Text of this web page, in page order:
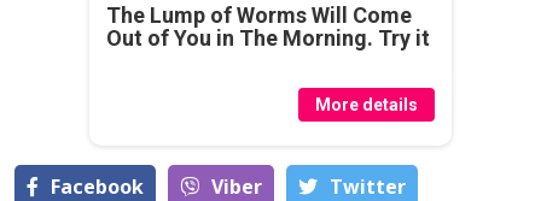
The Lump of Worms Will Come
Out of You in The Morning. Try it
More details
Facebook Viber Тwitter